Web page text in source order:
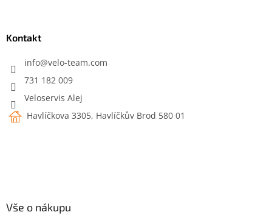
Kontakt
info@velo-team.com
731 182 009
Veloservis Alej
Havlíčkova 3305, Havlíčkův Brod 580 01
Vše o nákupu